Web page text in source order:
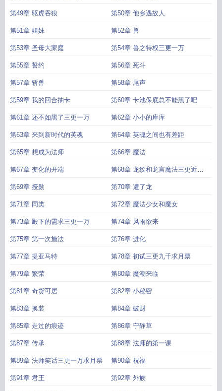
第49章 驱虎吞狼 第50章 他乡遇故人
第51章 姐妹 第52章 兽
第53章 圣母大家庭 第54章 兽之特权三更一万
第55章 誓约 第56章 死斗
第57章 斩兽 第58章 尾声
第59章 我的回合抽卡 第60章 卡池保底总不能黑了吧
第61章 还不如黑了三更一万 第62章 小小的库库
第63章 来到新时代的英魂 第64章 英魂之间也有差距
第65章 想成为法师 第66章 魔法
第67章 变化的开端 第68章 龙纹和龙言魔法三更近万
求月票
第69章 授勋 第70章 遭了龙
第71章 同类 第72章 魔法少女和魔女
第73章 殿下的需求三更一万 第74章 风雨欲来
第75章 第一次施法 第76章 进化
第77章 提亚马特 第78章 初试三更九千求月票
第79章 繁荣 第80章 魔潮来临
第81章 奇货可居 第82章 小秘密
第83章 换装 第84章 破财
第85章 走过的痕迹 第86章 宁静草
第87章 传承 第88章 法师的第一课
第89章 法师笑话三更一万求月票 第90章 祝福
第91章 君王 第92章 外族